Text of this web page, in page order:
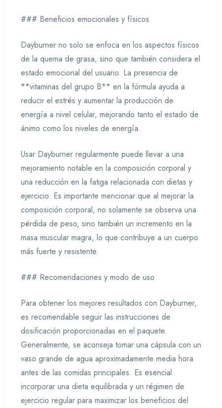
### Beneficios emocionales y físicos
Dayburner no solo se enfoca en los aspectos físicos
de la quema de grasa, sino que también considera el
estado emocional del usuario. La presencia de
**vitaminas del grupo B** en la fórmula ayuda a
reducir el estrés y aumentar la producción de
energía a nivel celular, mejorando tanto el estado de
ánimo como los niveles de energía.
Usar Dayburner regularmente puede llevar a una
mejoramiento notable en la composición corporal y
una reducción en la fatiga relacionada con dietas y
ejercicio. Es importante mencionar que al mejorar la
composición corporal, no solamente se observa una
pérdida de peso, sino también un incremento en la
masa muscular magra, lo que contribuye a un cuerpo
más fuerte y resistente.
### Recomendaciones y modo de uso
Para obtener los mejores resultados con Dayburner,
es recomendable seguir las instrucciones de
dosificación proporcionadas en el paquete.
Generalmente, se aconseja tomar una cápsula con un
vaso grande de agua aproximadamente media hora
antes de las comidas principales. Es esencial
incorporar una dieta equilibrada y un régimen de
ejercicio regular para maximizar los beneficios del